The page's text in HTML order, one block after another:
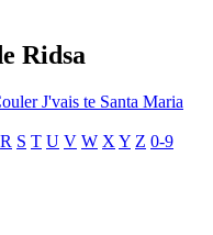
Ridsa
J'vais te Santa Maria
R S T U V W X Y Z 0-9